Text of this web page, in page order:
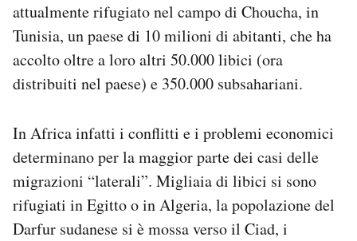
attualmente rifugiato nel campo di Choucha, in
Tunisia, un paese di 10 milioni di abitanti, che ha
accolto oltre a loro altri 50.000 libici (ora
distribuiti nel paese) e 350.000 subsahariani.
In Africa infatti i conflitti e i problemi economici
determinano per la maggior parte dei casi delle
migrazioni “laterali”. Migliaia di libici si sono
rifugiati in Egitto o in Algeria, la popolazione del
Darfur sudanese si è mossa verso il Ciad, i